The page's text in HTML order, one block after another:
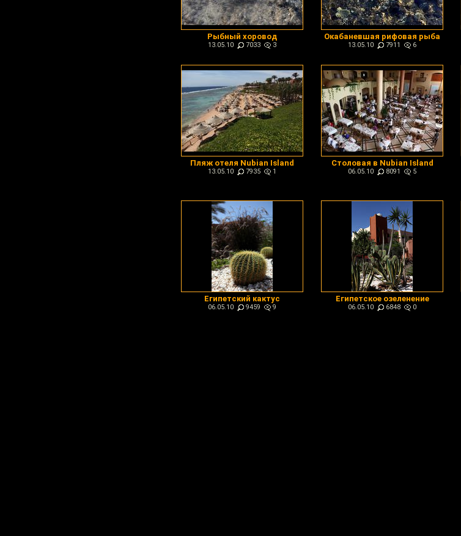
Рыбный хоровод
13.05.10 7033 3
Окабаневшая рифовая рыба
13.05.10 7911 6
Пляж отеля Nubian Island
13.05.10 7935 1
Столовая в Nubian Island
06.05.10 8091 5
Египетский кактус
06.05.10 9459 9
Египетское озеленение
06.05.10 6848 0